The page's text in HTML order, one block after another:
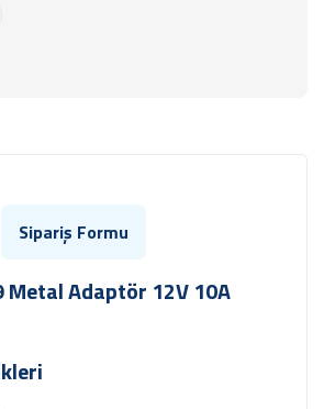
Sipariş Formu
Metal Adaptör 12V 10A